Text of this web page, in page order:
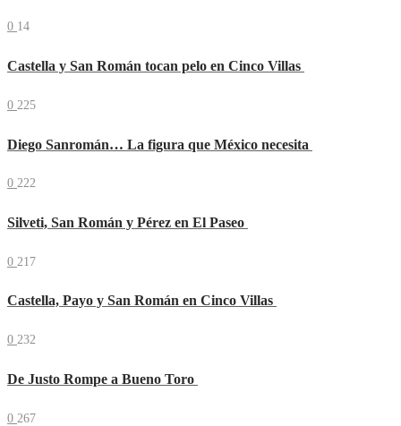
0 14
Castella y San Román tocan pelo en Cinco Villas
0 225
Diego Sanromán… La figura que México necesita
0 222
Silveti, San Román y Pérez en El Paseo
0 217
Castella, Payo y San Román en Cinco Villas
0 232
De Justo Rompe a Bueno Toro
0 267